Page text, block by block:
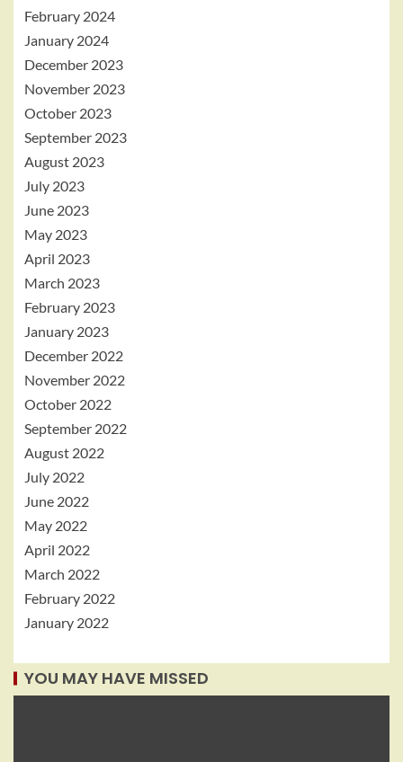
February 2024
January 2024
December 2023
November 2023
October 2023
September 2023
August 2023
July 2023
June 2023
May 2023
April 2023
March 2023
February 2023
January 2023
December 2022
November 2022
October 2022
September 2022
August 2022
July 2022
June 2022
May 2022
April 2022
March 2022
February 2022
January 2022
YOU MAY HAVE MISSED